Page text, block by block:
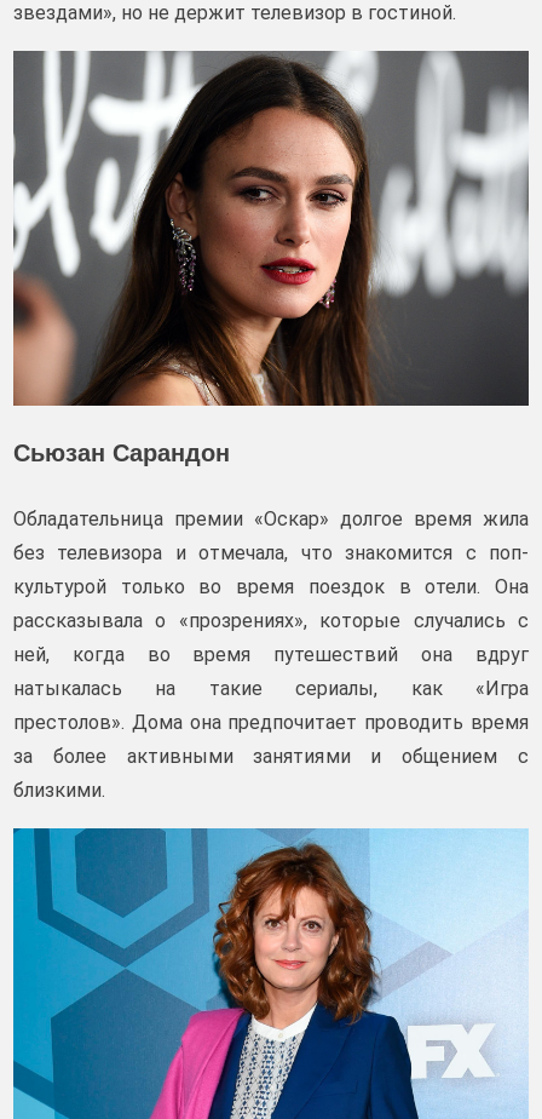
звездами», но не держит телевизор в гостиной.
Сьюзан Сарандон
Обладательница премии «Оскар» долгое время жила
без телевизора и отмечала, что знакомится с поп-
культурой только во время поездок в отели. Она
рассказывала о «прозрениях», которые случались с
ней, когда во время путешествий она вдруг
натыкалась на такие сериалы, как «Игра
престолов». Дома она предпочитает проводить время
за более активными занятиями и общением с
близкими.